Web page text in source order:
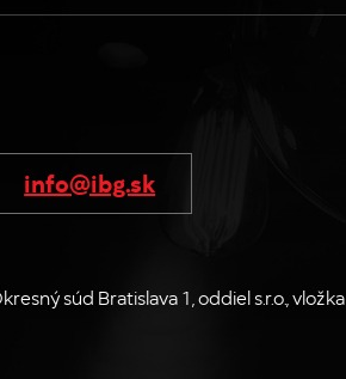
info@ibg.sk
súd Bratislava 1, oddiel s.r.o., vložka